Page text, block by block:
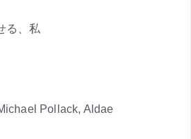
る、私
Pollack, Aldae